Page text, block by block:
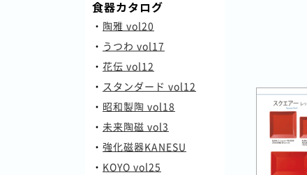
食器カタログ
・ 陶雅 vol20
・ うつわ vol17
・ 花伝 vol12
・ スタンダード vol12
・ 昭和製陶 vol18
・ 未来陶磁 vol3
・ 強化磁器KANESU
・ KOYO vol25